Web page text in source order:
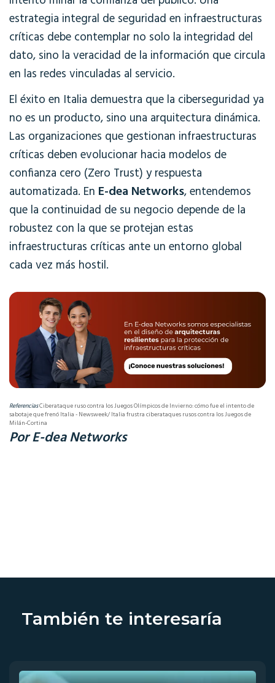
estrategia integral de seguridad en infraestructuras
críticas debe contemplar no solo la integridad del
dato, sino la veracidad de la información que circula
en las redes vinculadas al servicio.
El éxito en Italia demuestra que la ciberseguridad ya
no es un producto, sino una arquitectura dinámica.
Las organizaciones que gestionan infraestructuras
críticas deben evolucionar hacia modelos de
confianza cero (Zero Trust) y respuesta
automatizada. En E-dea Networks, entendemos
que la continuidad de su negocio depende de la
robustez con la que se protejan estas
infraestructuras críticas ante un entorno global
cada vez más hostil.
ReferenciasCiberataque ruso contra los Juegos Olímpicos de Invierno: cómo fue el intento de
sabotaje que frenó Italia - Newsweek/Italia frustra ciberataques rusos contra los Juegos de
Milán-Cortina
Por E-dea Networks
También te interesaría